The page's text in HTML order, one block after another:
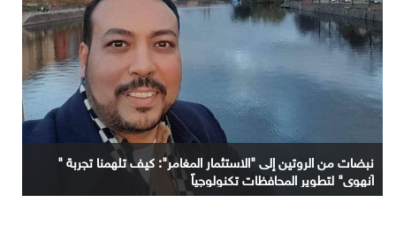
نبضات من الروتين إلى "الاستثمار المغامر": كيف تلهمنا تجربة "
آنهوي" لتطوير المحافظات تكنولوجياً